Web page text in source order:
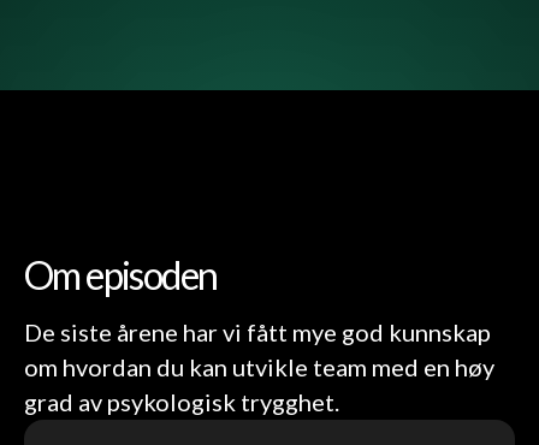
Om episoden
De siste årene har vi fått mye god kunnskap
om hvordan du kan utvikle team med en høy
grad av psykologisk trygghet.